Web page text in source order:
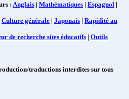
: Anglais | Mathématiques | Espagnol |
Culture générale | Japonais | Rapidité au
de recherche sites éducatifs | Outils
traductions interdites sur tous